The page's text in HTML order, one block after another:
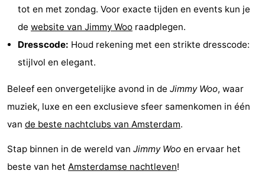
Fietsen
Wandelen
Amusement
Nachtleven
en
drinken
Winkelen
-
tot en met zondag. Voor exacte tijden en events kun je
de website van Jimmy Woo raadplegen.
Dresscode: Houd rekening met een strikte dresscode:
stijlvol en elegant.
Beleef een onvergetelijke avond in de Jimmy Woo, waar
muziek, luxe en een exclusieve sfeer samenkomen in één
van de beste nachtclubs van Amsterdam.
Stap binnen in de wereld van Jimmy Woo en ervaar het
beste van het Amsterdamse nachtleven!